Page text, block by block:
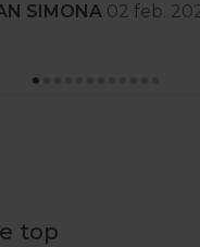
Stanciu Aura Andreea
top